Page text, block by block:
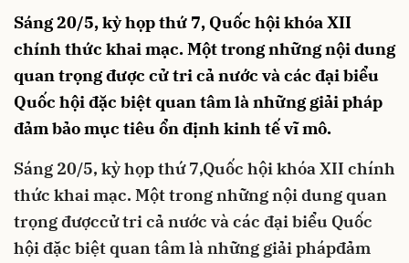
Sáng 20/5, kỳ họp thứ 7, Quốc hội khóa XII
chính thức khai mạc. Một trong những nội dung
quan trọng được cử tri cả nước và các đại biểu
Quốc hội đặc biệt quan tâm là những giải pháp
đảm bảo mục tiêu ổn định kinh tế vĩ mô.
Sáng 20/5, kỳ họp thứ 7,Quốc hội khóa XII chính
thức khai mạc. Một trong những nội dung quan
trọng đượccử tri cả nước và các đại biểu Quốc
hội đặc biệt quan tâm là những giải phápđảm
Hủy Gửi